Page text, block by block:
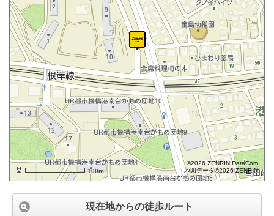
100m
©2026 ZENRIN DataCom
地図データ©2026 ZENRIN
現在地からの徒歩ルート